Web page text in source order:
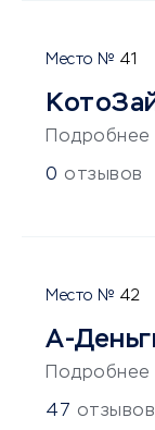
41
Подробнее
0 отзывов
42
А-
Подробнее
47 отзывов